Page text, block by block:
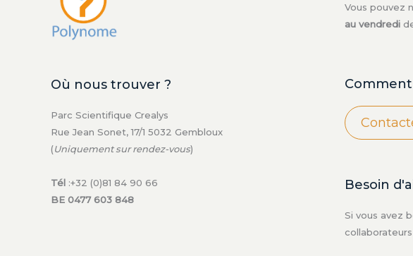
Où nous trouver ?
Parc Scientifique Crealys
Rue Jean Sonet, 17/1 5032 Gembloux
(Uniquement sur rendez-vous)
Tél :+32 (0)81 84 90 66
BE 0477 603 848
Vous pouvez
au vendredi
Besoin
Si vous avez